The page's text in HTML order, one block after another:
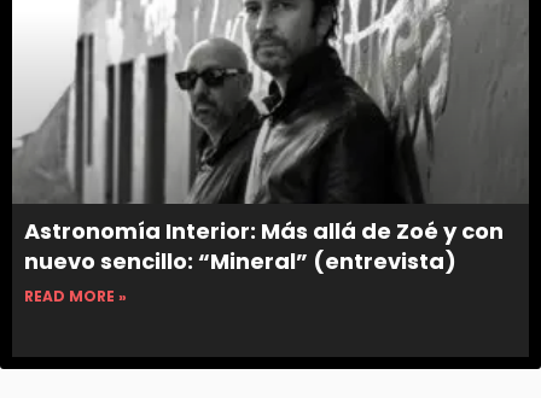
Astronomía Interior: Más allá de Zoé y con
nuevo sencillo: “Mineral” (entrevista)
READ MORE »